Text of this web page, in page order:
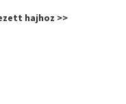
hajhoz >>